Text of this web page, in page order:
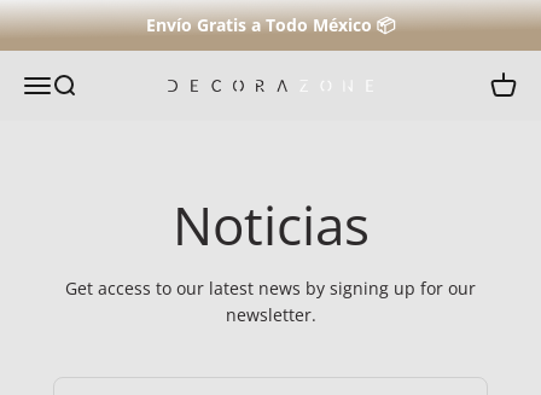
Ir al contenido
Envío Gratis a Todo México 📦
MenúBuscar Decorazone.com.mx
Noticias
Get access to our latest news by signing up for our
newsletter.